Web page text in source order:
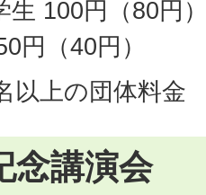
生 100円（80円
円（40円）
以上の団体料金
念講演会